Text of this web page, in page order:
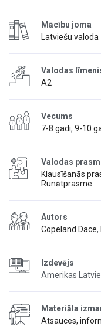
Mācību joma
Latviešu valoda
Valodas
A2
Vecums
7-8 gadi, 9-10
Valodas
Klausīšanās
Runātprasme
Autors
Copeland Dace,
Izdevējs
Amerikas
Materiāla
Atsauces,